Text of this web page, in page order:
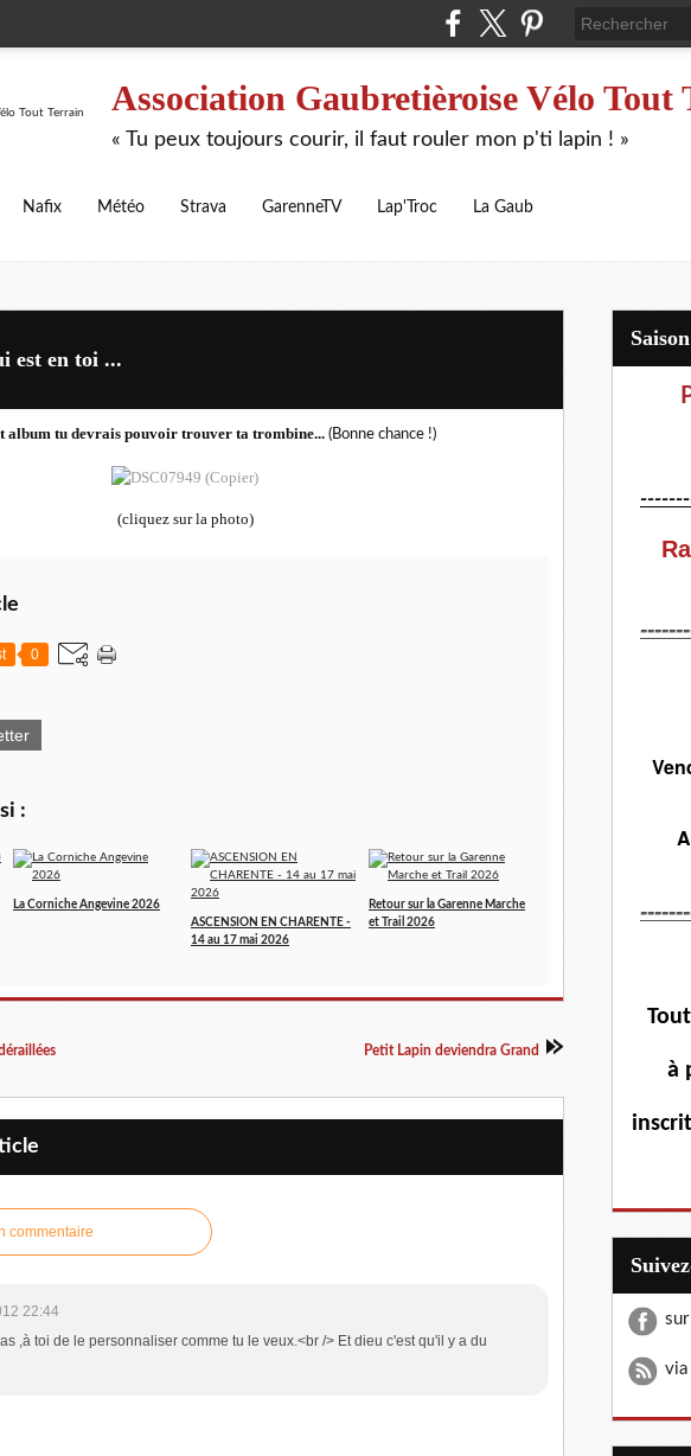
Association Gaubretièroise Vélo Tout
« Tu peux toujours courir, il faut rouler mon p'ti lapin ! »
Nafix Météo Strava GarenneTV Lap'Troc La Gaub
est en toi ...
album tu devrais pouvoir trouver ta trombine... (Bonne chance !)
(cliquez sur la photo)
0
:
La Corniche Angevine 2026
ASCENSION EN CHARENTE -
14 au 17 mai 2026
Retour sur la Garenne Marche
et Trail 2026
Petit Lapin deviendra Grand
commentaire
22:44
,à toi de le personnaliser comme tu le veux.<br /> Et dieu c'est qu'il y a du
T
à
via